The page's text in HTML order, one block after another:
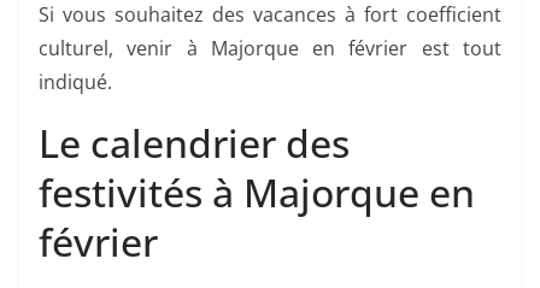
Si vous souhaitez des vacances à fort coefficient
culturel, venir à Majorque en février est tout
indiqué.
Le calendrier des
festivités à Majorque en
février